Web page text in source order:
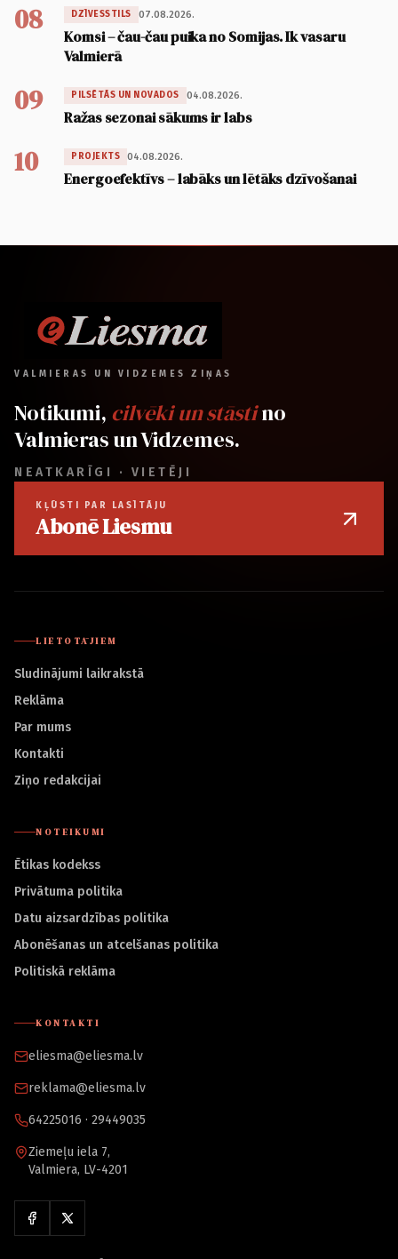
08 DZĪVESSTILS 07.08.2026.
Komsi – čau-čau puika no Somijas. Ik vasaru
Valmierā
09 PILSĒTĀS UN NOVADOS 04.08.2026.
Ražas sezonai sākums ir labs
10 PROJEKTS 04.08.2026.
Energoefektīvs – labāks un lētāks dzīvošanai
VALMIERAS UN VIDZEMES ZIŅAS
Notikumi, cilvēki un stāstino
Valmieras un Vidzemes.
NEATKARĪGI · VIETĒJI
KĻŪSTI PAR LASĪTĀJU
Abonē Liesmu
LIETOTĀJIEM
Sludinājumi laikrakstā
Reklāma
Par mums
Kontakti
Ziņo redakcijai
NOTEIKUMI
Ētikas kodekss
Privātuma politika
Datu aizsardzības politika
Abonēšanas un atcelšanas politika
Politiskā reklāma
KONTAKTI
eliesma@eliesma.lv
reklama@eliesma.lv
64225016 · 29449035
Ziemeļu iela 7,
Valmiera, LV-4201